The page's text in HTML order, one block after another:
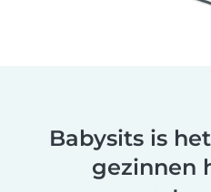
Babysits is
gezinnen